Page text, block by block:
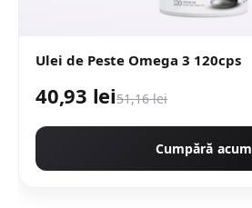
Ulei de Peste Omega 3 120cps
40,93 lei51,16 lei
Cumpără acum